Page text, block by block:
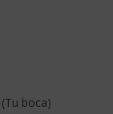
boca)